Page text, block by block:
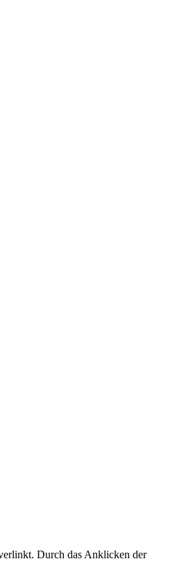
Durch das Anklicken der